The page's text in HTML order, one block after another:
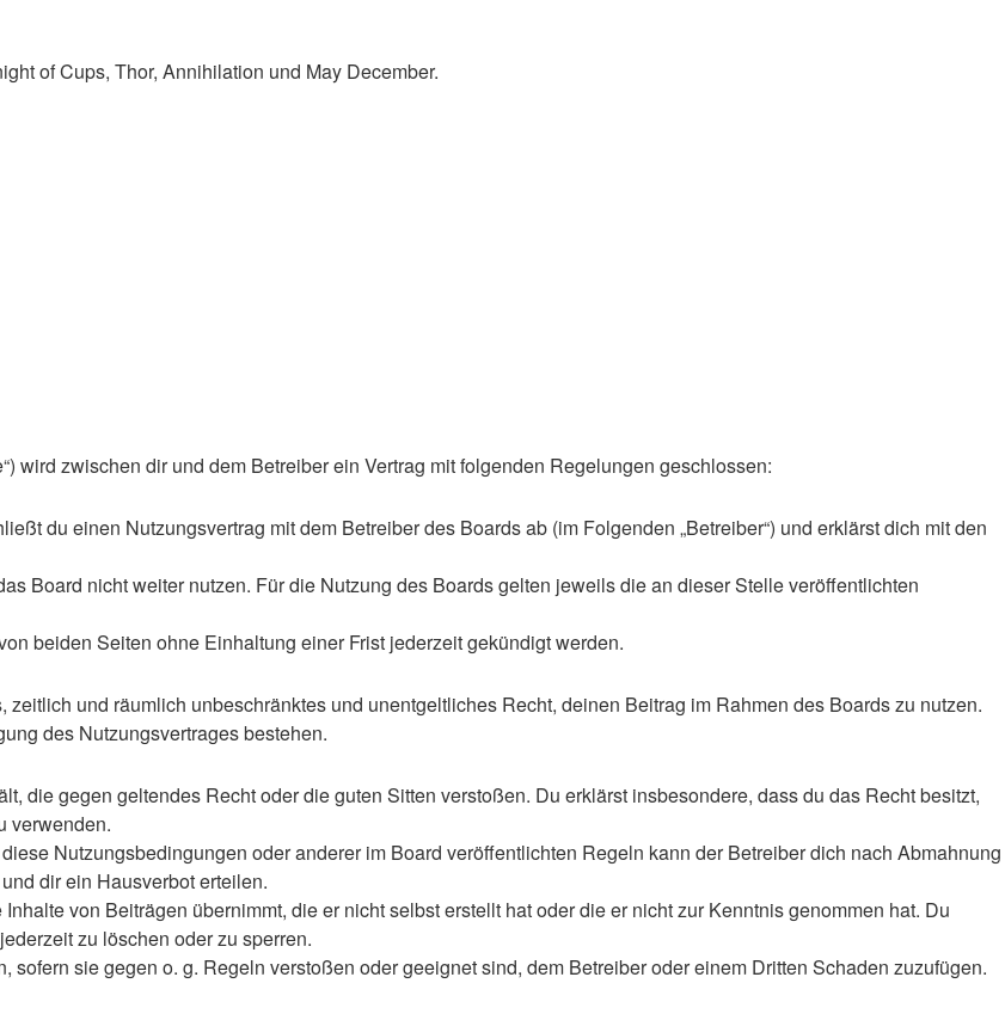
of Cups, Thor, Annihilation und May December.
wird zwischen dir und dem Betreiber ein Vertrag mit folgenden Regelungen geschlossen:
du einen Nutzungsvertrag mit dem Betreiber des Boards ab (im Folgenden „Betreiber“) und erklärst dich mit den
Board nicht weiter nutzen. Für die Nutzung des Boards gelten jeweils die an dieser Stelle veröffentlichten
beiden Seiten ohne Einhaltung einer Frist jederzeit gekündigt werden.
und räumlich unbeschränktes und unentgeltliches Recht, deinen Beitrag im Rahmen des Boards zu nutzen.
des Nutzungsvertrages bestehen.
die gegen geltendes Recht oder die guten Sitten verstoßen. Du erklärst insbesondere, dass du das Recht besitzt,
verwenden.
Nutzungsbedingungen oder anderer im Board veröffentlichten Regeln kann der Betreiber dich nach Abmahnung
dir ein Hausverbot erteilen.
von Beiträgen übernimmt, die er nicht selbst erstellt hat oder die er nicht zur Kenntnis genommen hat. Du
zu löschen oder zu sperren.
sie gegen o. g. Regeln verstoßen oder geeignet sind, dem Betreiber oder einem Dritten Schaden zuzufügen.